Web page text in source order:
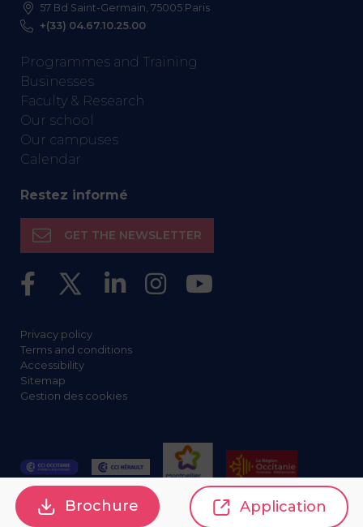
57 Bd Saint-Germain, 75005 Paris
+(33) 04.67.10.25.00
Programmes and Training
Businesses
Faculty & Research
Our school
Our campuses
Calendar
Restez informé
GET THE NEWSLETTER
Privacy policy
Terms and conditions
Accessibility
Sitemap
Gestion des cookies
Brochure Application